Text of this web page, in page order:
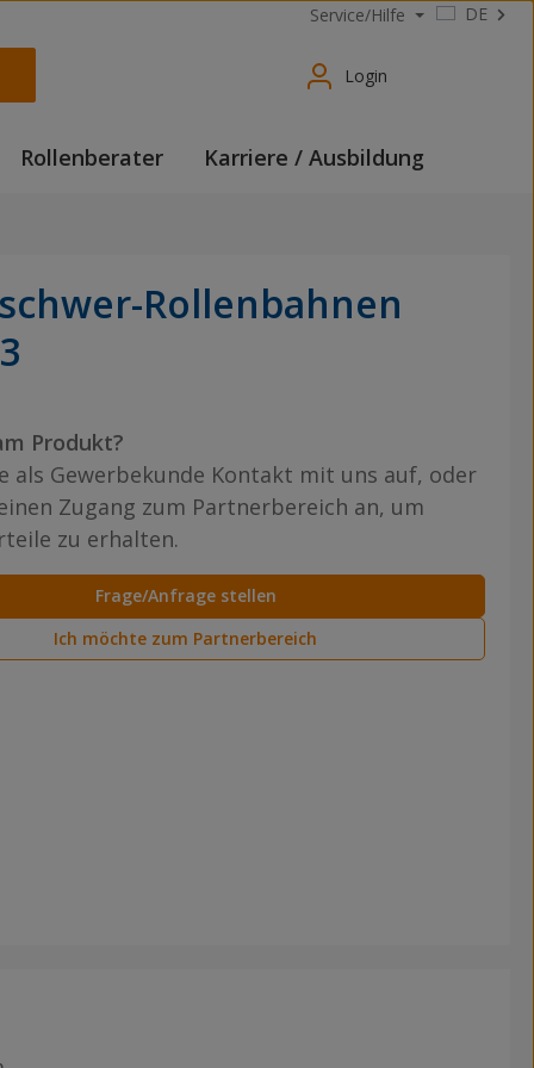
DE
Service/Hilfe
Login
Rollenberater Karriere / Ausbildung
Rollenbahnen
Produkt?
als Gewerbekunde Kontakt mit uns auf, oder
Zugang zum Partnerbereich an, um
zu erhalten.
Frage/Anfrage stellen
Ich möchte zum Partnerbereich